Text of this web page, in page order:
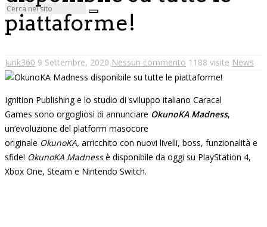
piattaforme!
Jurik360 9 Settembre, 2020 Nessun commento 1188 visite News
Ignition Publishing e lo studio di sviluppo italiano Caracal
Games sono orgogliosi di annunciare OkunoKA Madness,
un’evoluzione del platform masocore
originale OkunoKA, arricchito con nuovi livelli, boss, funzionalità e
sfide! OkunoKA Madnessè disponibile da oggi su PlayStation 4,
Xbox One, Steam e Nintendo Switch.